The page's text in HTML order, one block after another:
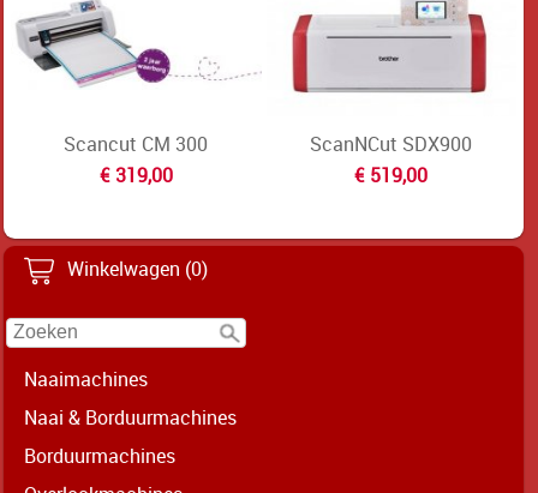
Winkelwagen (0)
Naaimachines
Naai & Borduurmachines
Borduurmachines
Scancut CM 300
€ 319,00
ScanNCut SDX900
€ 519,00